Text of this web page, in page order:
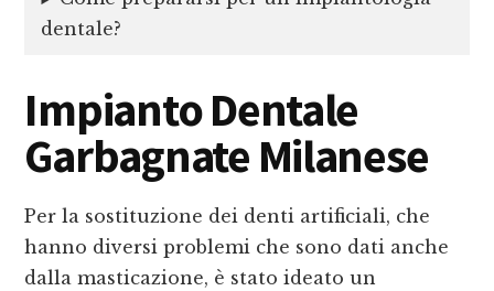
dentale?
Impianto Dentale
Garbagnate Milanese
Per la sostituzione dei denti artificiali, che
hanno diversi problemi che sono dati anche
dalla masticazione, è stato ideato un